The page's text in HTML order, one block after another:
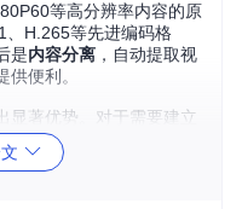
等高分辨率内容的原
、H.265等先进编码格
是内容分离 ，自动提取视
便利。
显著优势。对于需要建立
线课程的时效性限制；对
的获取渠道；对于普通观